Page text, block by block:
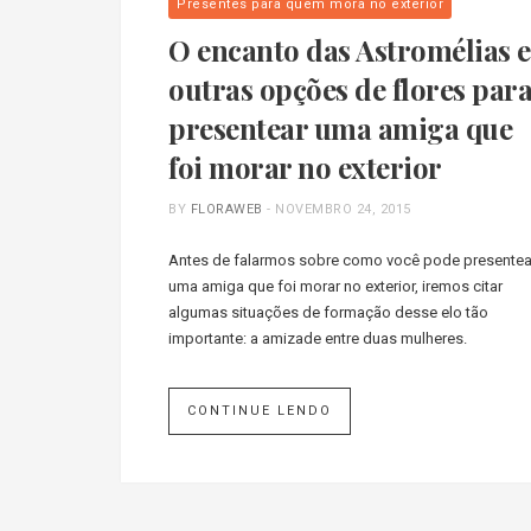
Presentes para quem mora no exterior
O encanto das Astromélias e
outras opções de flores para
presentear uma amiga que
foi morar no exterior
BY FLORAWEB - NOVEMBRO 24, 2015
Antes de falarmos sobre como você pode
uma amiga que foi morar no exterior, iremos citar
algumas situações de formação desse elo tão
importante: a amizade entre duas mulheres.
CONTINUE LENDO